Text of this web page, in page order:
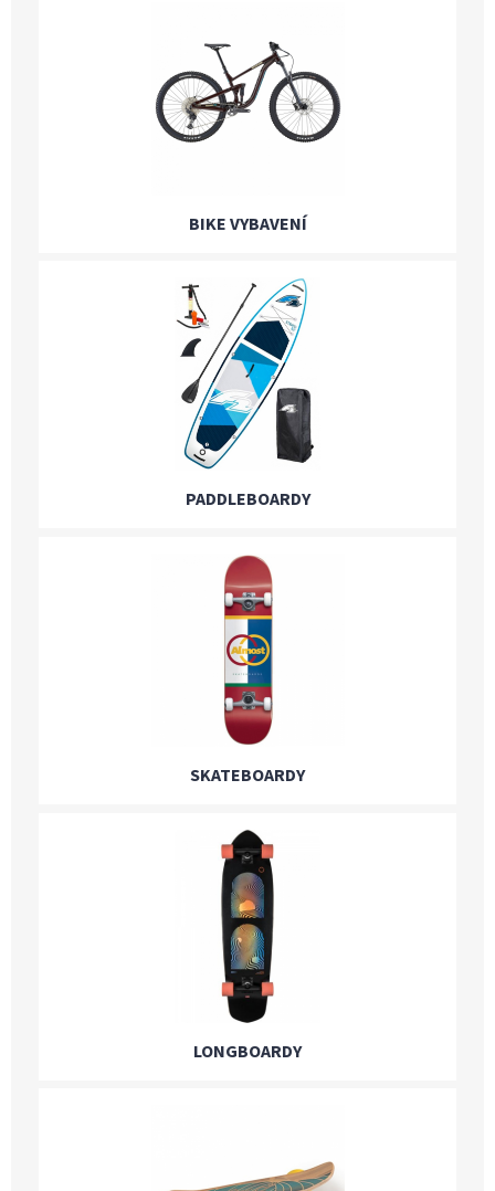
BIKE VYBAVENÍ
PADDLEBOARDY
SKATEBOARDY
LONGBOARDY